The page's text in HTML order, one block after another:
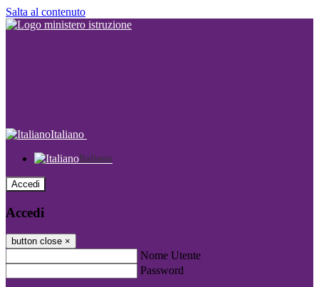
Salta al contenuto
Italiano
Italiano
Accedi
Accedi
button close ×
Nome Utente
Password